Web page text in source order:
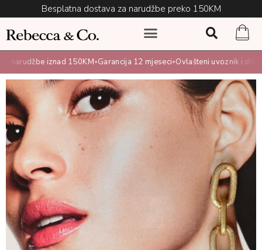
Besplatna dostava za narudžbe preko 150KM
iznad 150KM•Garancija 12 mjeseci•Ovlašteni uvoznik i